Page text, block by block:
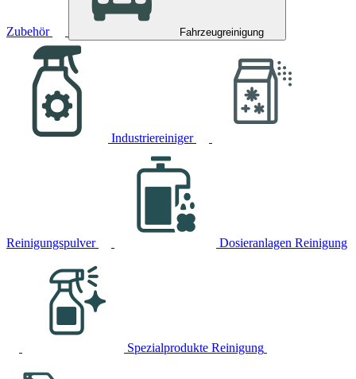
Zubehör Fahrzeugreinigung
Industriereiniger
Reinigungspulver Dosieranlagen Reinigung
Spezialprodukte Reinigung